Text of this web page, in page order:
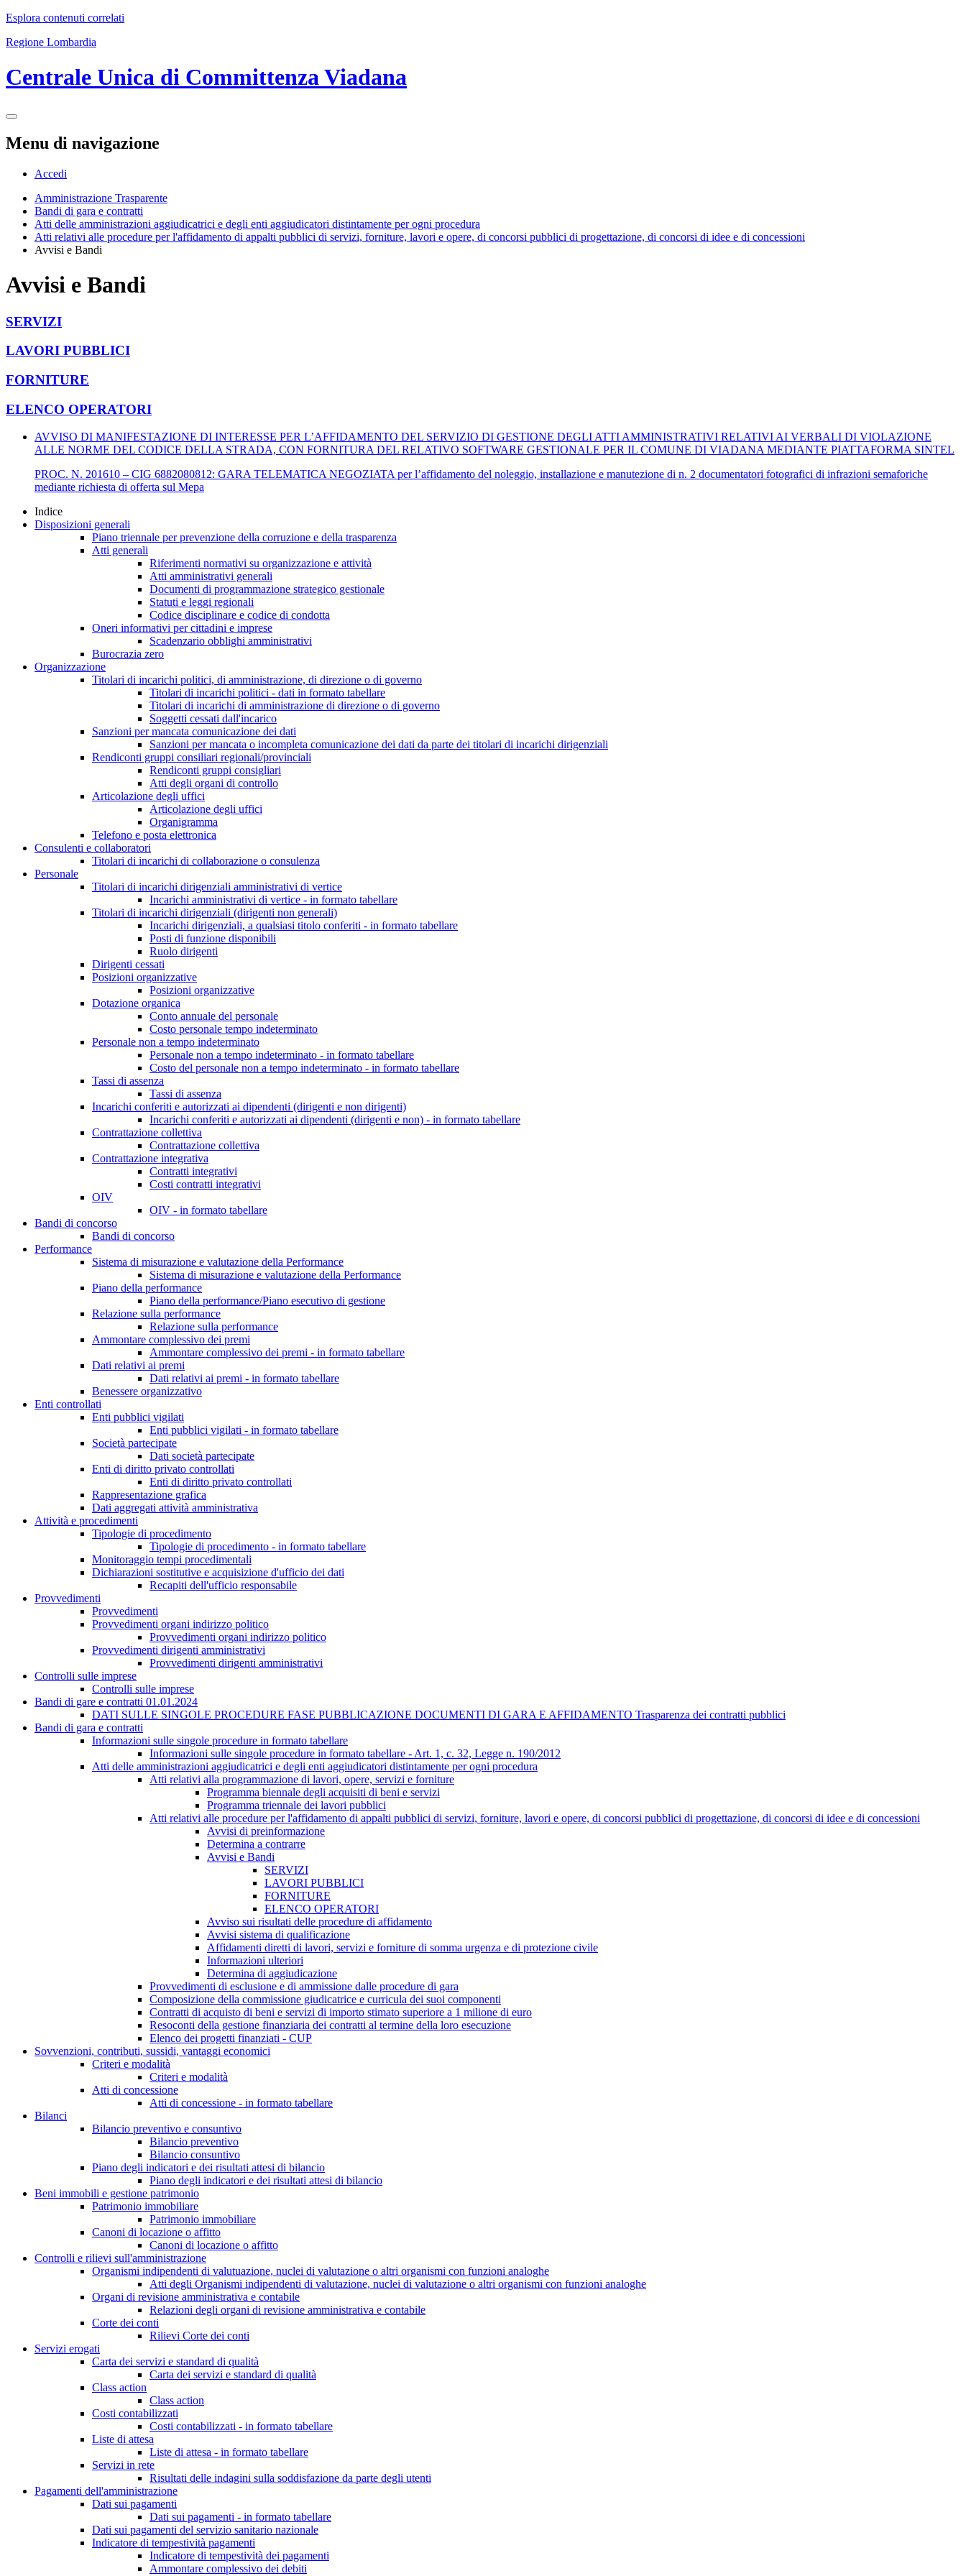
Esplora contenuti correlati
Regione Lombardia
Centrale Unica di Committenza Viadana
Menu di navigazione
Accedi
Amministrazione Trasparente
Bandi di gara e contratti
Atti delle amministrazioni aggiudicatrici e degli enti aggiudicatori distintamente per ogni procedura
Atti relativi alle procedure per l'affidamento di appalti pubblici di servizi, forniture, lavori e opere, di concorsi pubblici di progettazione, di concorsi di idee e di concessioni
Avvisi e Bandi
Avvisi e Bandi
SERVIZI
LAVORI PUBBLICI
FORNITURE
ELENCO OPERATORI
AVVISO DI MANIFESTAZIONE DI INTERESSE PER L’AFFIDAMENTO DEL SERVIZIO DI GESTIONE DEGLI ATTI AMMINISTRATIVI RELATIVI AI VERBALI DI VIOLAZIONE
ALLE NORME DEL CODICE DELLA STRADA, CON FORNITURA DEL RELATIVO SOFTWARE GESTIONALE PER IL COMUNE DI VIADANA MEDIANTE PIATTAFORMA SINTEL
PROC. N. 201610 – CIG 6882080812: GARA TELEMATICA NEGOZIATA per l’affidamento del noleggio, installazione e manutezione di n. 2 documentatori fotografici di infrazioni semaforiche
mediante richiesta di offerta sul Mepa
Indice
Disposizioni generali
Piano triennale per prevenzione della corruzione e della trasparenza
Atti generali
Riferimenti normativi su organizzazione e attività
Atti amministrativi generali
Documenti di programmazione strategico gestionale
Statuti e leggi regionali
Codice disciplinare e codice di condotta
Oneri informativi per cittadini e imprese
Scadenzario obblighi amministrativi
Burocrazia zero
Organizzazione
Titolari di incarichi politici, di amministrazione, di direzione o di governo
Titolari di incarichi politici - dati in formato tabellare
Titolari di incarichi di amministrazione di direzione o di governo
Soggetti cessati dall'incarico
Sanzioni per mancata comunicazione dei dati
Sanzioni per mancata o incompleta comunicazione dei dati da parte dei titolari di incarichi dirigenziali
Rendiconti gruppi consiliari regionali/provinciali
Rendiconti gruppi consigliari
Atti degli organi di controllo
Articolazione degli uffici
Articolazione degli uffici
Organigramma
Telefono e posta elettronica
Consulenti e collaboratori
Titolari di incarichi di collaborazione o consulenza
Personale
Titolari di incarichi dirigenziali amministrativi di vertice
Incarichi amministrativi di vertice - in formato tabellare
Titolari di incarichi dirigenziali (dirigenti non generali)
Incarichi dirigenziali, a qualsiasi titolo conferiti - in formato tabellare
Posti di funzione disponibili
Ruolo dirigenti
Dirigenti cessati
Posizioni organizzative
Posizioni organizzative
Dotazione organica
Conto annuale del personale
Costo personale tempo indeterminato
Personale non a tempo indeterminato
Personale non a tempo indeterminato - in formato tabellare
Costo del personale non a tempo indeterminato - in formato tabellare
Tassi di assenza
Tassi di assenza
Incarichi conferiti e autorizzati ai dipendenti (dirigenti e non dirigenti)
Incarichi conferiti e autorizzati ai dipendenti (dirigenti e non) - in formato tabellare
Contrattazione collettiva
Contrattazione collettiva
Contrattazione integrativa
Contratti integrativi
Costi contratti integrativi
OIV
OIV - in formato tabellare
Bandi di concorso
Bandi di concorso
Performance
Sistema di misurazione e valutazione della Performance
Sistema di misurazione e valutazione della Performance
Piano della performance
Piano della performance/Piano esecutivo di gestione
Relazione sulla performance
Relazione sulla performance
Ammontare complessivo dei premi
Ammontare complessivo dei premi - in formato tabellare
Dati relativi ai premi
Dati relativi ai premi - in formato tabellare
Benessere organizzativo
Enti controllati
Enti pubblici vigilati
Enti pubblici vigilati - in formato tabellare
Società partecipate
Dati società partecipate
Enti di diritto privato controllati
Enti di diritto privato controllati
Rappresentazione grafica
Dati aggregati attività amministrativa
Attività e procedimenti
Tipologie di procedimento
Tipologie di procedimento - in formato tabellare
Monitoraggio tempi procedimentali
Dichiarazioni sostitutive e acquisizione d'ufficio dei dati
Recapiti dell'ufficio responsabile
Provvedimenti
Provvedimenti
Provvedimenti organi indirizzo politico
Provvedimenti organi indirizzo politico
Provvedimenti dirigenti amministrativi
Provvedimenti dirigenti amministrativi
Controlli sulle imprese
Controlli sulle imprese
Bandi di gare e contratti 01.01.2024
DATI SULLE SINGOLE PROCEDURE FASE PUBBLICAZIONE DOCUMENTI DI GARA E AFFIDAMENTO Trasparenza dei contratti pubblici
Bandi di gara e contratti
Informazioni sulle singole procedure in formato tabellare
Informazioni sulle singole procedure in formato tabellare - Art. 1, c. 32, Legge n. 190/2012
Atti delle amministrazioni aggiudicatrici e degli enti aggiudicatori distintamente per ogni procedura
Atti relativi alla programmazione di lavori, opere, servizi e forniture
Programma biennale degli acquisiti di beni e servizi
Programma triennale dei lavori pubblici
Atti relativi alle procedure per l'affidamento di appalti pubblici di servizi, forniture, lavori e opere, di concorsi pubblici di progettazione, di concorsi di idee e di concessioni
Avvisi di preinformazione
Determina a contrarre
Avvisi e Bandi
SERVIZI
LAVORI PUBBLICI
FORNITURE
ELENCO OPERATORI
Avviso sui risultati delle procedure di affidamento
Avvisi sistema di qualificazione
Affidamenti diretti di lavori, servizi e forniture di somma urgenza e di protezione civile
Informazioni ulteriori
Determina di aggiudicazione
Provvedimenti di esclusione e di ammissione dalle procedure di gara
Composizione della commissione giudicatrice e curricula dei suoi componenti
Contratti di acquisto di beni e servizi di importo stimato superiore a 1 milione di euro
Resoconti della gestione finanziaria dei contratti al termine della loro esecuzione
Elenco dei progetti finanziati - CUP
Sovvenzioni, contributi, sussidi, vantaggi economici
Criteri e modalità
Criteri e modalità
Atti di concessione
Atti di concessione - in formato tabellare
Bilanci
Bilancio preventivo e consuntivo
Bilancio preventivo
Bilancio consuntivo
Piano degli indicatori e dei risultati attesi di bilancio
Piano degli indicatori e dei risultati attesi di bilancio
Beni immobili e gestione patrimonio
Patrimonio immobiliare
Patrimonio immobiliare
Canoni di locazione o affitto
Canoni di locazione o affitto
Controlli e rilievi sull'amministrazione
Organismi indipendenti di valutuazione, nuclei di valutazione o altri organismi con funzioni analoghe
Atti degli Organismi indipendenti di valutazione, nuclei di valutazione o altri organismi con funzioni analoghe
Organi di revisione amministrativa e contabile
Relazioni degli organi di revisione amministrativa e contabile
Corte dei conti
Rilievi Corte dei conti
Servizi erogati
Carta dei servizi e standard di qualità
Carta dei servizi e standard di qualità
Class action
Class action
Costi contabilizzati
Costi contabilizzati - in formato tabellare
Liste di attesa
Liste di attesa - in formato tabellare
Servizi in rete
Risultati delle indagini sulla soddisfazione da parte degli utenti
Pagamenti dell'amministrazione
Dati sui pagamenti
Dati sui pagamenti - in formato tabellare
Dati sui pagamenti del servizio sanitario nazionale
Indicatore di tempestività pagamenti
Indicatore di tempestività dei pagamenti
Ammontare complessivo dei debiti